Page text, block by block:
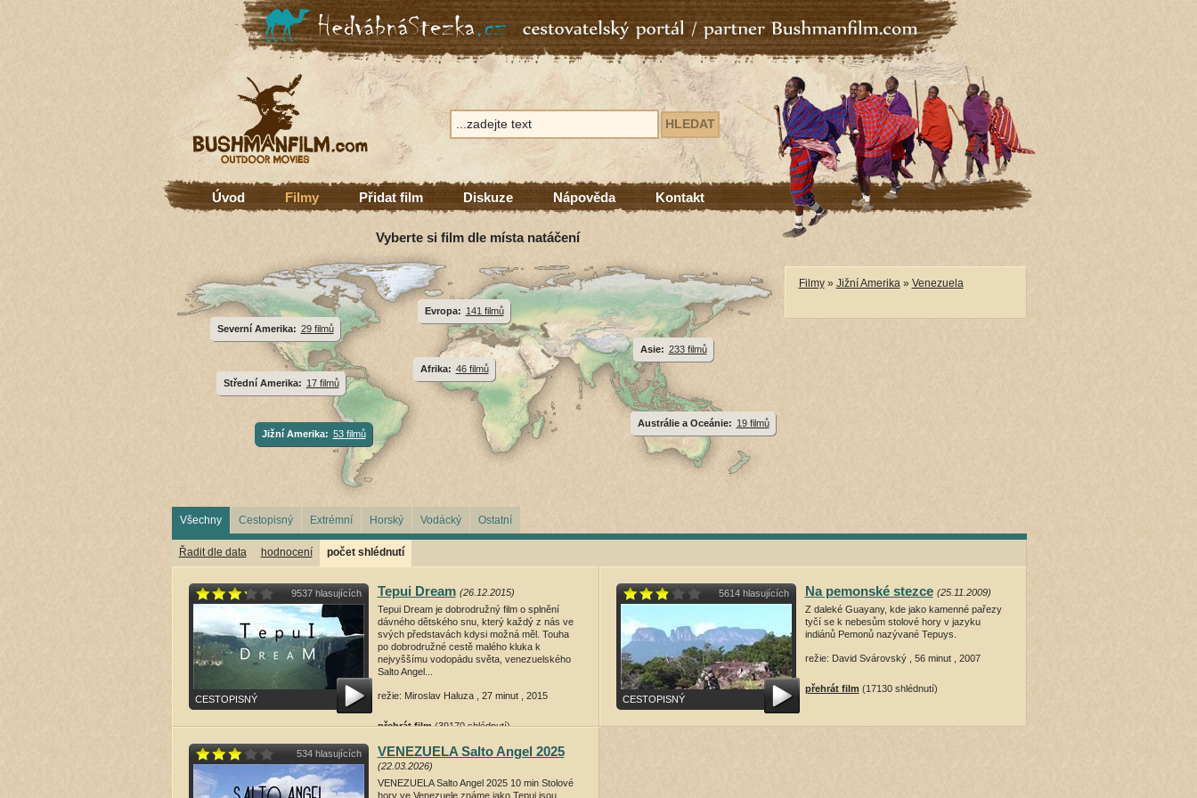
Úvod Filmy Přidat film Diskuze Nápověda Kontakt
Vyberte si film dle místa natáčení
Afrika: 46 filmů
Asie: 233 filmů
Austrálie a Oceánie: 19 filmů
Evropa: 141 filmů
Jižní Amerika: 53 filmů
Severní Amerika: 29 filmů
Střední Amerika: 17 filmů
Filmy» Jižní Amerika» Venezuela
Všechny Cestopisný Extrémní Horský Vodácký Ostatní
Řadit dle data hodnocení počet shlédnutí
9537 hlasujících
CESTOPISNÝ
Tepui Dream (26.12.2015)
Tepui Dream je dobrodružný film o splnění
dávného dětského snu, který každý z nás ve
svých představách kdysi možná měl. Touha
po dobrodružné cestě malého kluka k
nejvyššímu vodopádu světa, venezuelského
Salto Angel...
režie: Miroslav Haluza , 27 minut , 2015
přehrát film (39170 shlédnutí)
5614 hlasujících
CESTOPISNÝ
Na pemonské stezce (25.11.2009)
Z daleké Guayany, kde jako kamenné pařezy
tyčí se k nebesům stolové hory v jazyku
indiánů Pemonů nazývané Tepuys.
režie: David Svárovský , 56 minut , 2007
přehrát film (17130 shlédnutí)
534 hlasujících VENEZUELA Salto Angel 2025
(22.03.2026)
VENEZUELA Salto Angel 2025 10 min Stolové
hory ve Venezuele známe jako Tepui jsou